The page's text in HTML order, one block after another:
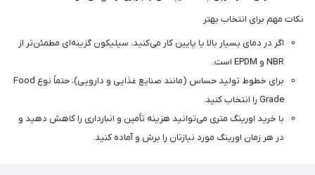
نکات مهم برای انتخاب بهتر
اگر در دمای بسیار بالا یا پایین کار می‌کنید، سیلیکون گزینه‌ای مطمئن‌تر از
NBR و EPDM است.
برای خطوط تولید حساس (مانند صنایع غذایی و دارویی)، حتماً نوع Food
Grade را انتخاب کنید.
با خرید اورینگ متری می‌توانید هزینه تأمین و انبارداری را کاهش دهید و
در هر زمان اورینگ مورد نیازتان را برش و آماده کنید.